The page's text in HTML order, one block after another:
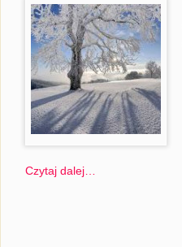
Czytaj dalej…